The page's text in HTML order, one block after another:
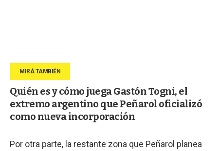
Quién es y cómo juega Gastón Togni, el
extremo argentino que Peñarol oficializó
como nueva incorporación
Por otra parte, la restante zona que Peñarol planea